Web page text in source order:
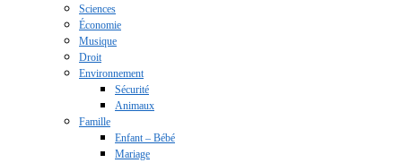
Sciences
Économie
Musique
Droit
Environnement
Sécurité
Animaux
Famille
Enfant – Bébé
Mariage